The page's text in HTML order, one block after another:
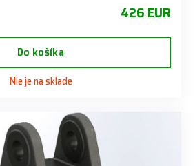
426 EUR
Do košíka
Nie je na sklade